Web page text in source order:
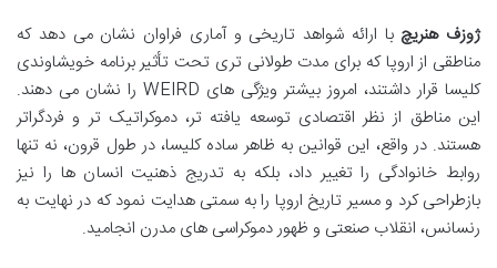
ژوزف هنریچ با ارائه شواهد تاریخی و آماری فراوان نشان می دهد که
مناطقی از اروپا که برای مدت طولانی تری تحت تأثیر برنامه خویشاوندی
کلیسا قرار داشتند، امروز بیشتر ویژگی های WEIRD را نشان می دهند.
این مناطق از نظر اقتصادی توسعه یافته تر، دموکراتیک تر و فردگراتر
هستند. در واقع، این قوانین به ظاهر ساده کلیسا، در طول قرون، نه تنها
روابط خانوادگی را تغییر داد، بلکه به تدریج ذهنیت انسان ها را نیز
بازطراحی کرد و مسیر تاریخ اروپا را به سمتی هدایت نمود که در نهایت به
رنسانس، انقلاب صنعتی و ظهور دموکراسی های مدرن انجامید.